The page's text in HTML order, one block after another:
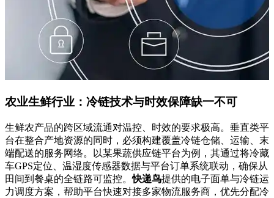
农业生鲜行业：冷链技术与时效保障缺一不可
生鲜农产品的跨区域流通对温控、时效的要求极高。垂直类平
台在整合产地资源的同时，必须构建覆盖冷链仓储、运输、末
端配送的服务网络。以某果蔬供应链平台为例，其通过将冷藏
车GPS定位、温湿度传感器数据与平台订单系统联动，确保从
田间到餐桌的全链路可监控。快递鸟提供的电子面单与冷链运
力调度方案，帮助平台快速对接多家物流服务商，优先分配冷